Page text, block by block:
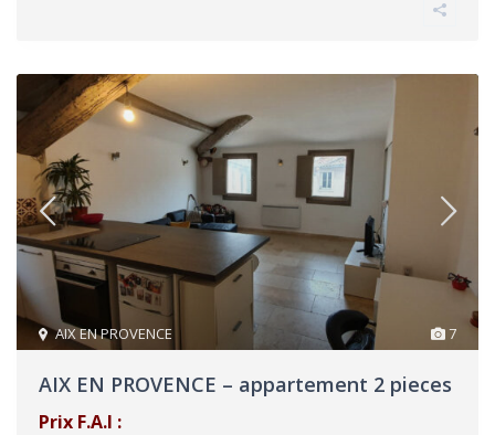
7
AIX EN PROVENCE
AIX EN PROVENCE – appartement 2 pieces
Prix F.A.I :